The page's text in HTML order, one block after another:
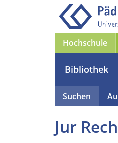
Hochschule
Bibliothek
Suchen
Jur